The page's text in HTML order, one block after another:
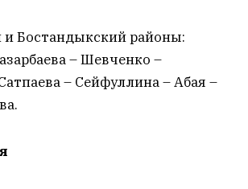
Бостандыкский районы:
– Шевченко –
– Сейфуллина – Абая –